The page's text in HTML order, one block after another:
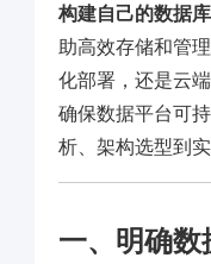
构建自己的数据
助高效存储和管
化部署，还是云
确保数据平台可
析、架构选型到
一、明确